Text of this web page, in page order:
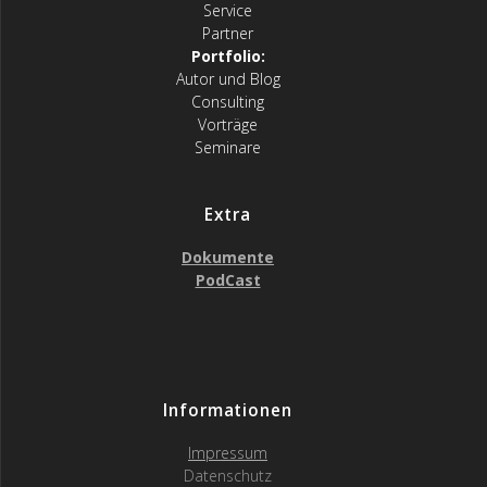
Service
Partner
Portfolio:
Autor und Blog
Consulting
Vorträge
Seminare
Extra
Dokumente
PodCast
Informationen
Impressum
Datenschutz